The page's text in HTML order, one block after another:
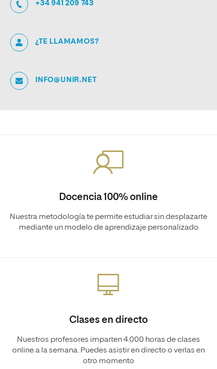
+34 941 209 743
¿TE LLAMAMOS?
INFO@UNIR.NET
Docencia 100% online
Nuestra metodología te permite estudiar sin desplazarte
mediante un modelo de aprendizaje personalizado
Clases en directo
Nuestros profesores imparten 4.000 horas de clases
online a la semana. Puedes asistir en directo o verlas en
otro momento